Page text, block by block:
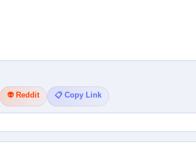
👽 Reddit 📋 Copy Link